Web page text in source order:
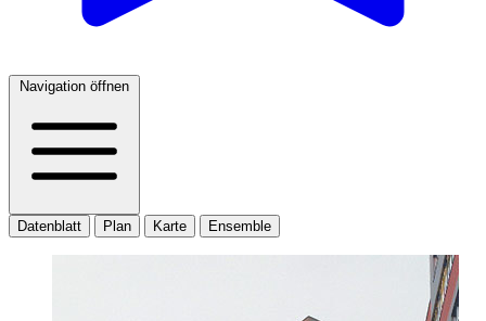
Navigation öffnen
Datenblatt Plan Karte Ensemble